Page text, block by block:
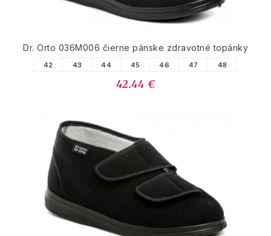
Dr. Orto 036M006 čierne pánske zdravotné topánky
42 43 44 45 46 47 48
42.44 €